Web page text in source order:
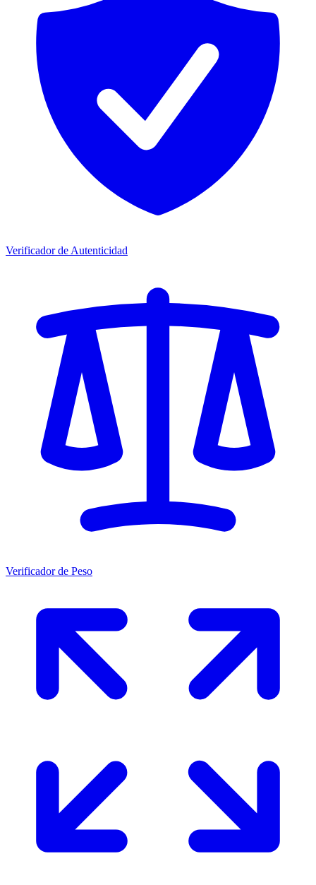
Verificador de Autenticidad
Verificador de Peso